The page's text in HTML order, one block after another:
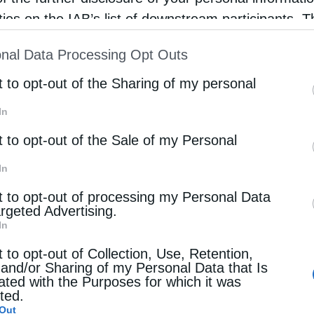
on the IAB’s list of downstream participants.
of Downstream Participantsthat may further
parties.
Data Processing Opt Outs
to opt-out of the Sharing of my personal
to opt-out of the Sale of my Personal
to opt-out of processing my Personal Data
Advertising.
to opt-out of Collection, Use, Retention,
or Sharing of my Personal Data that Is
with the Purposes for which it was
και χωρίς κανένα φοβικό σύνδρομο. Η Ιερά
δομής στην Μονή Πέτρας Ολύμπου,
μνημείο του Ελληνισμού και της Ορθοδοξίας
συνδεδεμένη με την τοπική ιστορία και τις
Επισκοπής Πέτρας, αποτέλεσε
της Μακεδονίας και την κήρυξη της
ήδη διαδικασία επαναλειτουργίας
Πολιτιστικών και Κοινωνικών Δομών με
στον Μοναστηριακό Ναό, τη διατήρηση της
κληρονομιάς και την εξασφάλιση της